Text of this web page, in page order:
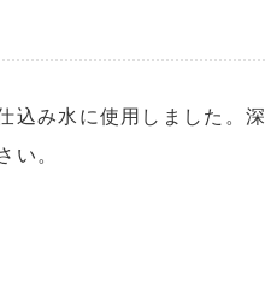
込み水に使用しました。深
い。